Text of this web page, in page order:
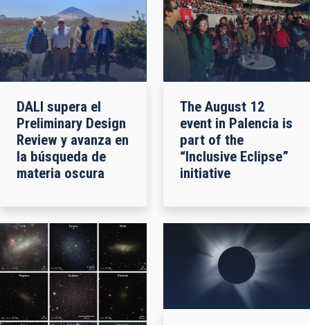
DALI supera el
Preliminary Design
Review y avanza en
la búsqueda de
materia oscura
The August 12
event in Palencia is
part of the
“Inclusive Eclipse”
initiative